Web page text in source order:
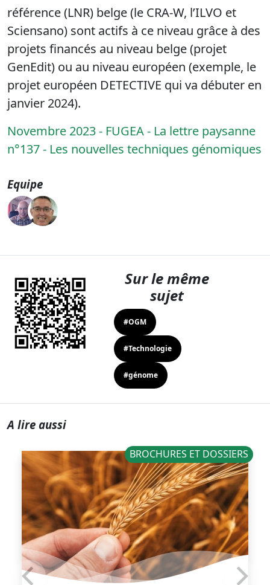
référence (LNR) belge (le CRA-W, l’ILVO et
Sciensano) sont actifs à ce niveau grâce à des
projets financés au niveau belge (projet
GenEdit) ou au niveau européen (exemple, le
projet européen DETECTIVE qui va débuter en
janvier 2024).
Novembre 2023 - FUGEA - La lettre paysanne
n°137 - Les nouvelles techniques génomiques
Equipe
Sur le même
sujet
#OGM
#Technologie
#génome
A lire aussi
BROCHURES ET DOSSIERS